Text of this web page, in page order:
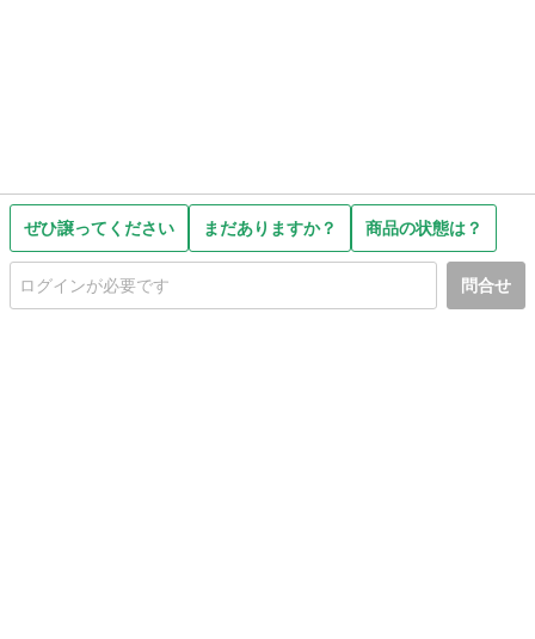
ぜひ譲ってください まだありますか？ 商品の状態は？
問合せ